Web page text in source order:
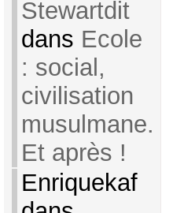
Stewartdit
dans Ecole
: social,
civilisation
musulmane.
Et après !
Enriquekaf